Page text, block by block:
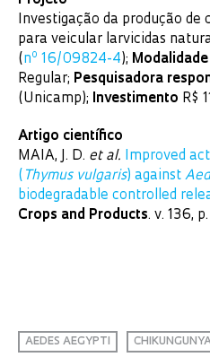
Investigação da produção de
para veicular larvicidas
( no 16/09824-4 ); Modalidade
Regular; Pesquisadora
(Unicamp);
Investimento R$
Artigo científico
MAIA, J. D. et al.
Improved
( Thymus vulgaris) against
biodegradable controlled
Crops and Products. v. 136,
AEDES AEGYPTI